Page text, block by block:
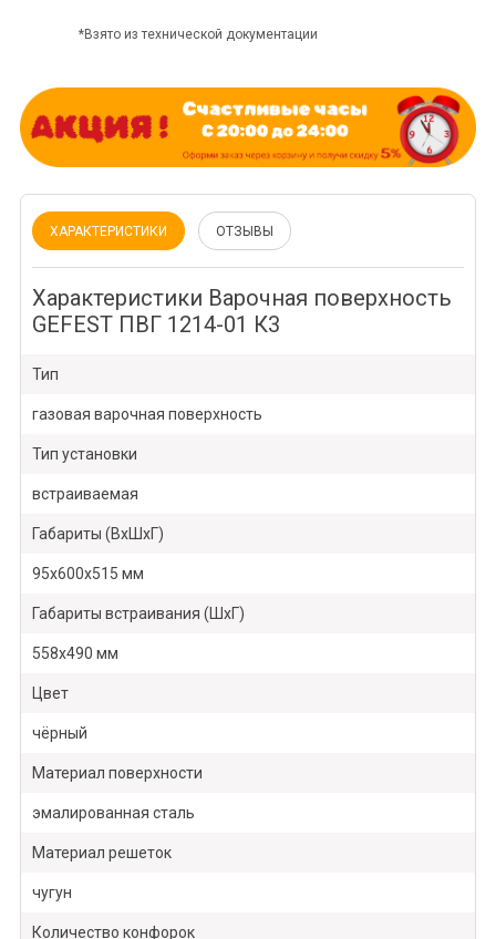
*Взято из технической документации
ХАРАКТЕРИСТИКИ ОТЗЫВЫ
Характеристики Варочная поверхность
GEFEST ПВГ 1214-01 К3
Тип
газовая варочная поверхность
Тип установки
встраиваемая
Габариты (ВхШхГ)
95х600x515 мм
Габариты встраивания (ШхГ)
558x490 мм
Цвет
чёрный
Материал поверхности
эмалированная сталь
Материал решеток
чугун
Количество конфорок